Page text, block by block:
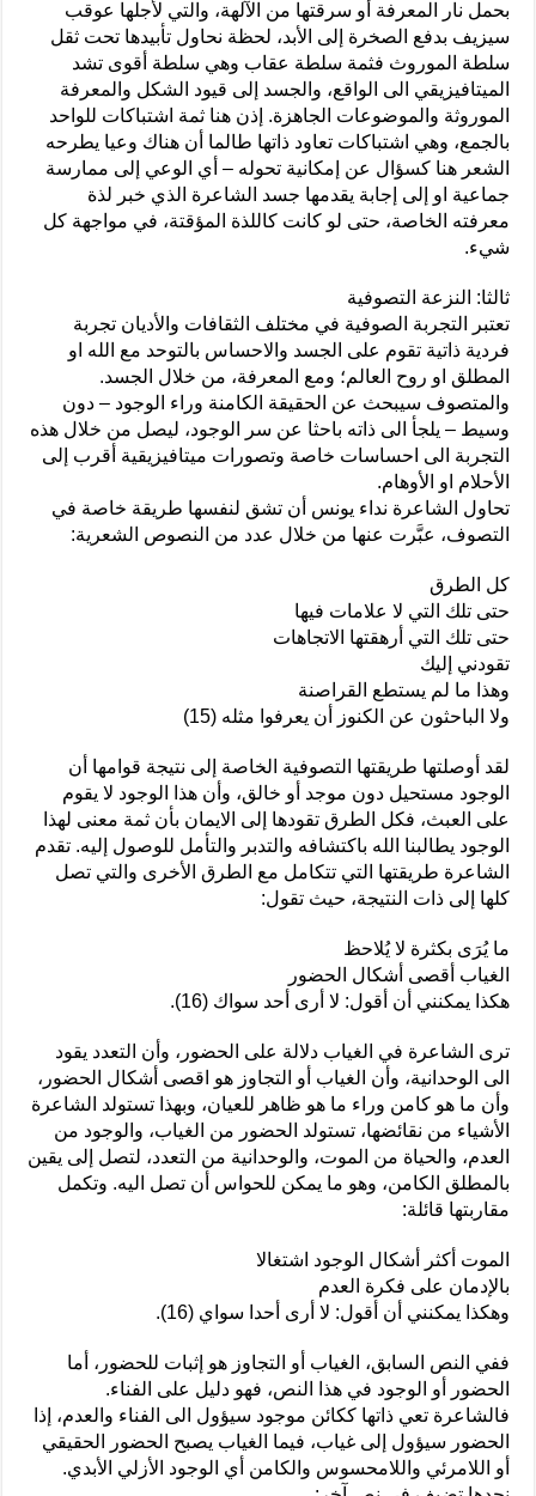
بحمل نار المعرفة أو سرقتها من الآلهة، والتي لأجلها عوقب
سيزيف بدفع الصخرة إلى الأبد، لحظة نحاول تأبيدها تحت ثقل
سلطة الموروث فثمة سلطة عقاب وهي سلطة أقوى تشد
الميتافيزيقي الى الواقع، والجسد إلى قيود الشكل والمعرفة
الموروثة والموضوعات الجاهزة. إذن هنا ثمة اشتباكات للواحد
بالجمع، وهي اشتباكات تعاود ذاتها طالما أن هناك وعيا يطرحه
الشعر هنا كسؤال عن إمكانية تحوله – أي الوعي إلى ممارسة
جماعية او إلى إجابة يقدمها جسد الشاعرة الذي خبر لذة
معرفته الخاصة، حتى لو كانت كاللذة المؤقتة، في مواجهة كل
شيء.
ثالثا: النزعة التصوفية
تعتبر التجربة الصوفية في مختلف الثقافات والأديان تجربة
فردية ذاتية تقوم على الجسد والاحساس بالتوحد مع الله او
المطلق او روح العالم؛ ومع المعرفة، من خلال الجسد.
والمتصوف سيبحث عن الحقيقة الكامنة وراء الوجود – دون
وسيط – يلجأ الى ذاته باحثا عن سر الوجود، ليصل من خلال هذه
التجربة الى احساسات خاصة وتصورات ميتافيزيقية أقرب إلى
الأحلام او الأوهام.
تحاول الشاعرة نداء يونس أن تشق لنفسها طريقة خاصة في
التصوف، عبَّرت عنها من خلال عدد من النصوص الشعرية:
كل الطرق
حتى تلك التي لا علامات فيها
حتى تلك التي أرهقتها الاتجاهات
تقودني إليك
وهذا ما لم يستطع القراصنة
ولا الباحثون عن الكنوز أن يعرفوا مثله (15)
لقد أوصلتها طريقتها التصوفية الخاصة إلى نتيجة قوامها أن
الوجود مستحيل دون موجد أو خالق، وأن هذا الوجود لا يقوم
على العبث، فكل الطرق تقودها إلى الايمان بأن ثمة معنى لهذا
الوجود يطالبنا الله باكتشافه والتدبر والتأمل للوصول إليه. تقدم
الشاعرة طريقتها التي تتكامل مع الطرق الأخرى والتي تصل
كلها إلى ذات النتيجة، حيث تقول:
ما يُرَى بكثرة لا يُلاحظ
الغياب أقصى أشكال الحضور
هكذا يمكنني أن أقول: لا أرى أحد سواك (16).
ترى الشاعرة في الغياب دلالة على الحضور، وأن التعدد يقود
الى الوحدانية، وأن الغياب أو التجاوز هو اقصى أشكال الحضور،
وأن ما هو كامن وراء ما هو ظاهر للعيان، وبهذا تستولد الشاعرة
الأشياء من نقائضها، تستولد الحضور من الغياب، والوجود من
العدم، والحياة من الموت، والوحدانية من التعدد، لتصل إلى يقين
بالمطلق الكامن، وهو ما يمكن للحواس أن تصل اليه. وتكمل
مقاربتها قائلة:
الموت أكثر أشكال الوجود اشتغالا
بالإدمان على فكرة العدم
وهكذا يمكنني أن أقول: لا أرى أحدا سواي (16).
ففي النص السابق، الغياب أو التجاوز هو إثبات للحضور، أما
الحضور أو الوجود في هذا النص، فهو دليل على الفناء.
فالشاعرة تعي ذاتها ككائن موجود سيؤول الى الفناء والعدم، إذا
الحضور سيؤول إلى غياب، فيما الغياب يصبح الحضور الحقيقي
أو اللامرئي واللامحسوس والكامن أي الوجود الأزلي الأبدي.